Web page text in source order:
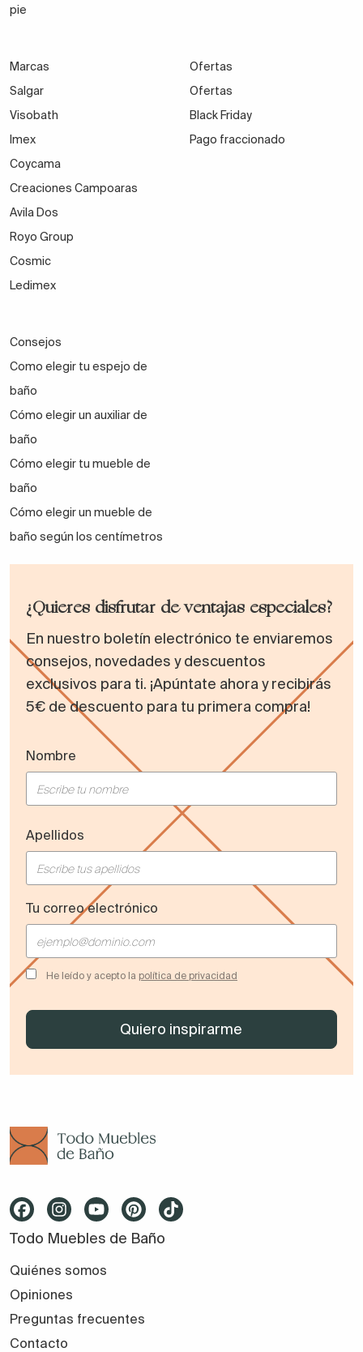
pie
Marcas
Salgar
Visobath
Imex
Coycama
Creaciones Campoaras
Avila Dos
Royo Group
Cosmic
Ledimex
Ofertas
Ofertas
Black Friday
Pago fraccionado
Consejos
Como elegir tu espejo de
baño
Cómo elegir un auxiliar de
baño
Cómo elegir tu mueble de
baño
Cómo elegir un mueble de
baño según los centímetros
¿Quieres disfrutar de ventajas especiales?
En nuestro boletín electrónico te enviaremos
consejos, novedades y descuentos
exclusivos para ti. ¡Apúntate ahora y recibirás
5€ de descuento para tu primera compra!
Nombre
Apellidos
Tu correo electrónico
He leído y acepto la política de privacidad
Todo Muebles de Baño
Quiénes somos
Opiniones
Preguntas frecuentes
Contacto